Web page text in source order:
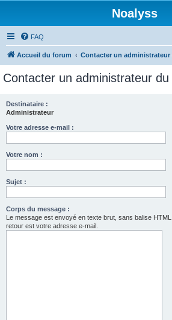
Noalyss
FAQ
Accueil du forum Contacter un administrateur
Contacter un administrateur
Destinataire :
Administrateur
Votre adresse e-mail :
Votre nom :
Sujet :
Corps du message :
Le message est envoyé en texte brut, sans balise HTML
retour est votre adresse e-mail.